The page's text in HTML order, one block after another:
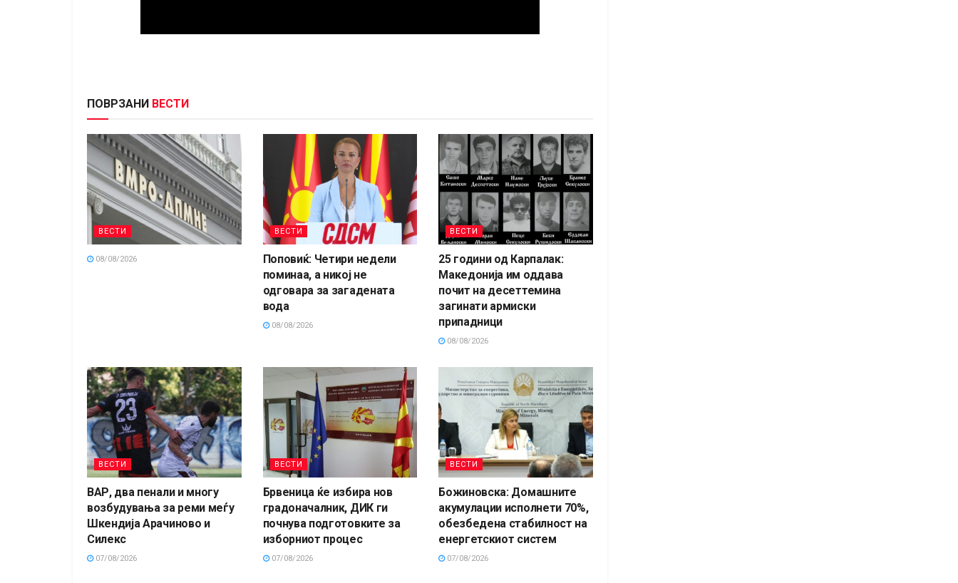
ПОВРЗАНИ ВЕСТИ
ВЕСТИ
08/08/2026
ВЕСТИ
Поповиќ: Четири недели
поминаа, а никој не
одговара за загадената
вода
08/08/2026
ВЕСТИ
25 години од Карпалак:
Македонија им оддава
почит на десеттемина
загинати армиски
припадници
08/08/2026
ВЕСТИ
ВАР, два пенали и многу
возбудувања за реми меѓу
Шкендија Арачиново и
Силекс
07/08/2026
ВЕСТИ
Брвеница ќе избира нов
градоначалник, ДИК ги
почнува подготовките за
изборниот процес
07/08/2026
ВЕСТИ
Божиновска: Домашните
акумулации исполнети 70%,
обезбедена стабилност на
енергетскиот систем
07/08/2026